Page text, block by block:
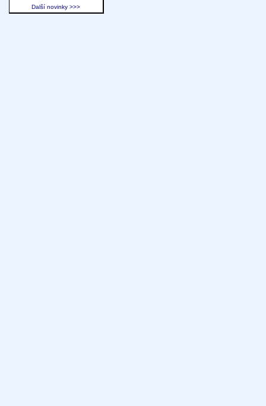
Další novinky >>>